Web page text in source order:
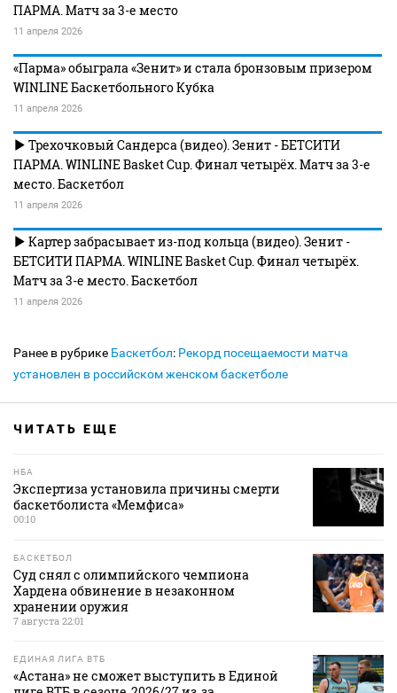
ПАРМА. Матч за 3-е место
11 апреля 2026
«Парма» обыграла «Зенит» и стала бронзовым призером
WINLINE Баскетбольного Кубка
11 апреля 2026
Трехочковый Сандерса (видео). Зенит - БЕТСИТИ
ПАРМА. WINLINE Basket Cup. Финал четырёх. Матч за 3-е
место. Баскетбол
11 апреля 2026
Картер забрасывает из-под кольца (видео). Зенит -
БЕТСИТИ ПАРМА. WINLINE Basket Cup. Финал четырёх.
Матч за 3-е место. Баскетбол
11 апреля 2026
Ранее в рубрике Баскетбол: Рекорд посещаемости матча
установлен в российском женском баскетболе
ЧИТАТЬ ЕЩЕ
НБА
Экспертиза установила причины смерти
баскетболиста «Мемфиса»
00:10
БАСКЕТБОЛ
Суд снял с олимпийского чемпиона
Хардена обвинение в незаконном
хранении оружия
7 августа 22:01
ЕДИНАЯ ЛИГА ВТБ
«Астана» не сможет выступить в Единой